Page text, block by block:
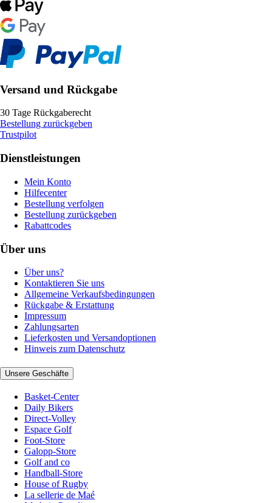
Versand und Rückgabe
30 Tage Rückgaberecht
Bestellung zurückgeben
Trustpilot
Dienstleistungen
Mein Konto
Hilfecenter
Bestellung verfolgen
Bestellung zurückgeben
Rabattcodes
Über uns
Über uns?
Kontaktieren Sie uns
Allgemeine Verkaufsbedingungen
Rückgabe & Erstattung
Impressum
Zahlungsarten
Lieferkosten und Versandoptionen
Hinweis zum Datenschutz
Unsere Geschäfte
Basket-Center
Daily Bikers
Direct-Volley
Espace Golf
Foot-Store
Galopp-Store
Golf and co
Handball-Store
House of Rugby
La sellerie de Maé